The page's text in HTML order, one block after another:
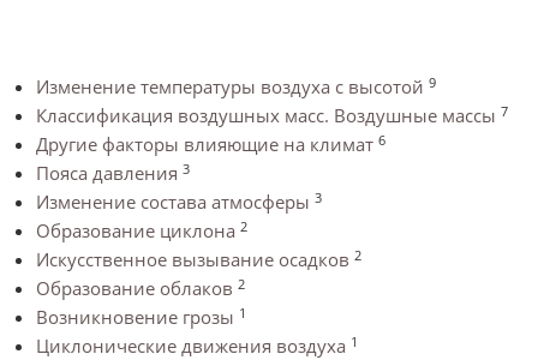
Изменение температуры воздуха с высотой 9
Классификация воздушных масс. Воздушные массы 7
Другие факторы влияющие на климат 6
Пояса давления 3
Изменение состава атмосферы 3
Образование циклона 2
Искусственное вызывание осадков 2
Образование облаков 2
Возникновение грозы 1
Циклонические движения воздуха 1